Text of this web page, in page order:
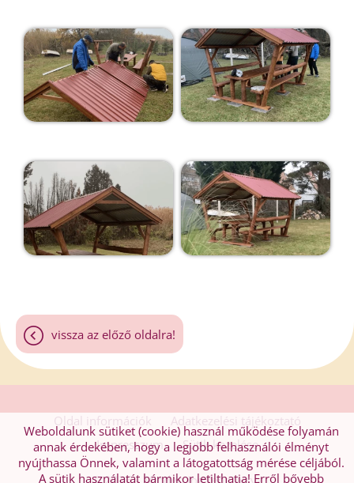
vissza az előző oldalra!
© 2026 - Minden jog fenntartva
Oldal információk
Adatkezelési tájékoztató
Impresszum
Sütik kezelése
Weboldalunk sütiket (cookie) használ működése folyamán
annak érdekében, hogy a legjobb felhasználói élményt
nyújthassa Önnek, valamint a látogatottság mérése céljából.
A sütik használatát bármikor letilthatja! Erről bővebb